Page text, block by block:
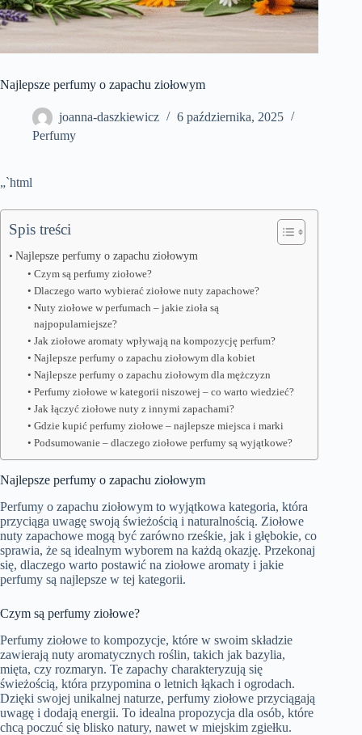
Najlepsze perfumy o zapachu ziołowym
joanna-daszkiewicz
6 października, 2025
Perfumy
„`html
Spis treści
Najlepsze perfumy o zapachu ziołowym
Czym są perfumy ziołowe?
Dlaczego warto wybierać ziołowe nuty zapachowe?
Nuty ziołowe w perfumach – jakie zioła są
najpopularniejsze?
Jak ziołowe aromaty wpływają na kompozycję perfum?
Najlepsze perfumy o zapachu ziołowym dla kobiet
Najlepsze perfumy o zapachu ziołowym dla mężczyzn
Perfumy ziołowe w kategorii niszowej – co warto wiedzieć?
Jak łączyć ziołowe nuty z innymi zapachami?
Gdzie kupić perfumy ziołowe – najlepsze miejsca i marki
Podsumowanie – dlaczego ziołowe perfumy są wyjątkowe?
Najlepsze perfumy o zapachu ziołowym
Perfumy o zapachu ziołowym to wyjątkowa kategoria, która
przyciąga uwagę swoją świeżością i naturalnością. Ziołowe
nuty zapachowe mogą być zarówno rześkie, jak i głębokie, co
sprawia, że są idealnym wyborem na każdą okazję. Przekonaj
się, dlaczego warto postawić na ziołowe aromaty i jakie
perfumy są najlepsze w tej kategorii.
Czym są perfumy ziołowe?
Perfumy ziołowe to kompozycje, które w swoim składzie
zawierają nuty aromatycznych roślin, takich jak bazylia,
mięta, czy rozmaryn. Te zapachy charakteryzują się
świeżością, która przypomina o letnich łąkach i ogrodach.
Dzięki swojej unikalnej naturze, perfumy ziołowe przyciągają
uwagę i dodają energii. To idealna propozycja dla osób, które
chcą poczuć się blisko natury, nawet w miejskim zgiełku.